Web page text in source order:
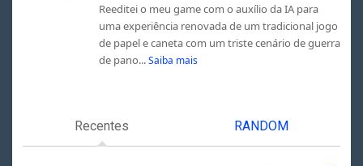
Reeditei o meu game com o auxílio da IA para
uma experiência renovada de um tradicional jogo
de papel e caneta com um triste cenário de guerra
de pano... Saiba mais
Recentes RANDOM